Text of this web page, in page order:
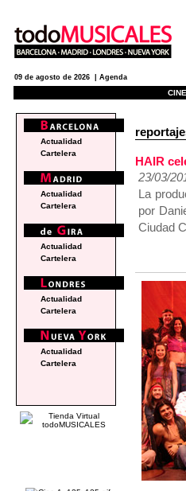
09 de agosto de 2026 | Agenda
HAIR
23/03/
La
por
Ciudad
Actualidad
Cartelera
Actualidad
Cartelera
Actualidad
Cartelera
Actualidad
Cartelera
Actualidad
Cartelera